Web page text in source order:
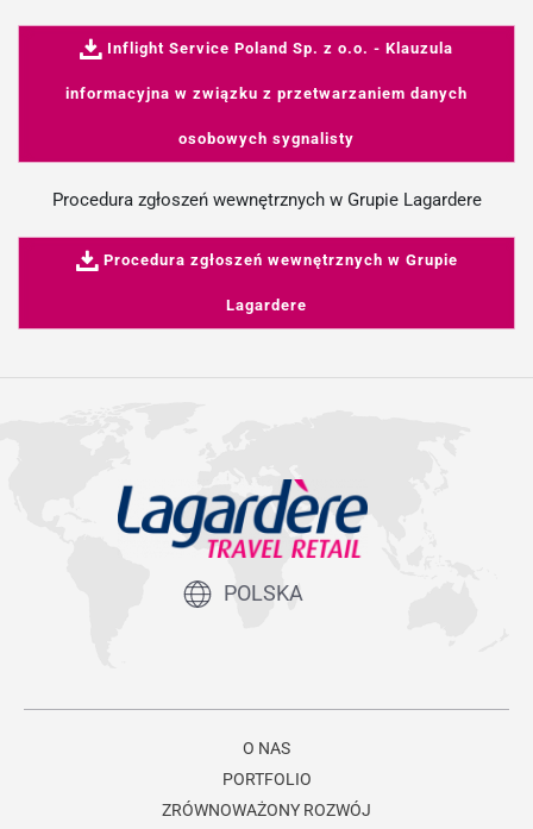
Inflight Service Poland Sp. z o.o. - Klauzula
informacyjna w związku z przetwarzaniem danych
osobowych sygnalisty
Procedura zgłoszeń wewnętrznych w Grupie Lagardere
Procedura zgłoszeń wewnętrznych w Grupie
Lagardere
POLSKA
O NAS
PORTFOLIO
ZRÓWNOWAŻONY ROZWÓJ